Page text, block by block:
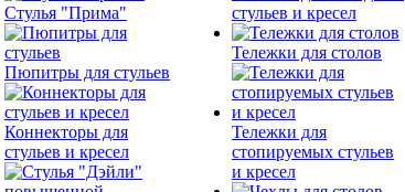
Стулья "Прима"
Пюпитры для стульев
Коннекторы для
стульев и кресел
стульев и кресел
Тележки для столов
Тележки для
стопируемых стульев
и кресел